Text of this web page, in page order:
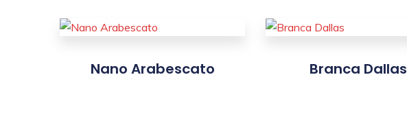
Nano Arabescato Branca Dallas